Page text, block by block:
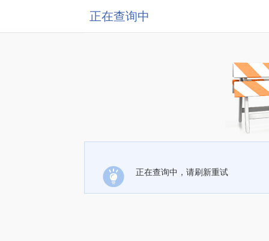
正在查询中
正在查询中，请刷新重试